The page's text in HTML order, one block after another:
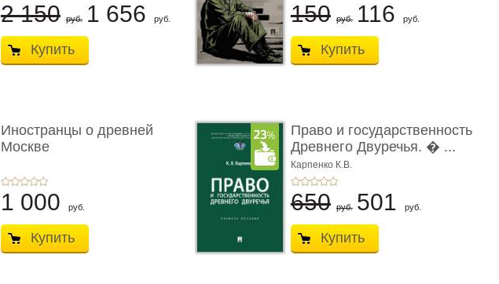
2 150 руб. 1 656 руб.
Купить
150 руб. 116 руб.
Купить
Иностранцы о древней
Москве
1 000 руб.
Купить
Право и государственность
Древнего Двуречья. � ...
Карпенко К.В.
650 руб. 501 руб.
Купить